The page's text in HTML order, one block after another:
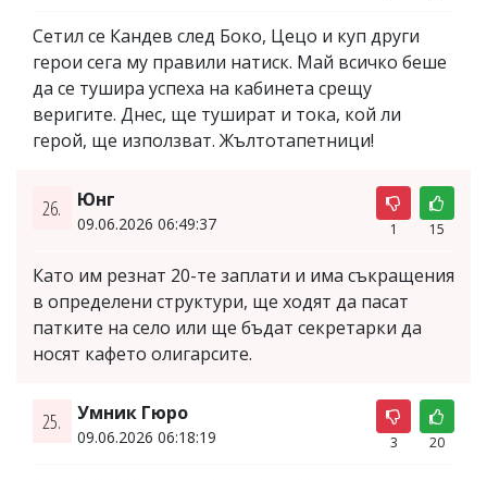
Сетил се Кандев след Боко, Цецо и куп други
герои сега му правили натиск. Май всичко беше
да се тушира успеха на кабинета срещу
веригите. Днес, ще тушират и тока, кой ли
герой, ще използват. Жълтотапетници!
26. Юнг
09.06.2026 06:49:37 1 15
Като им резнат 20-те заплати и има съкращения
в определени структури, ще ходят да пасат
патките на село или ще бъдат секретарки да
носят кафето олигарсите.
25. Умник Гюро
09.06.2026 06:18:19 3 20